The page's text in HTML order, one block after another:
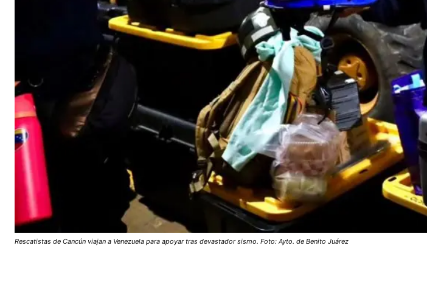
Rescatistas de Cancún viajan a Venezuela para apoyar tras devastador sismo. Foto: Ayto. de Benito Juárez